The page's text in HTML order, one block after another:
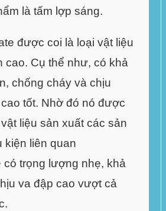
là tấm lợp sáng.
được coi là loại vật liệu
cao. Cụ thể như, có khả
chống cháy và chịu
tốt. Nhờ đó nó được
liệu sản xuất các sản
kiện liên quan
có trọng lượng nhẹ, khả
va đập cao vượt cả
.